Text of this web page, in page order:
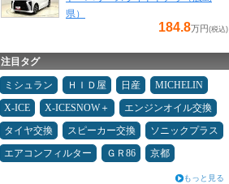
県）
184.8万円 (税込)
注目タグ
ミシュラン ＨＩＤ屋 日産
MICHELIN
X-ICE
X-ICESNOW＋
エンジンオイル交換
タイヤ交換
スピーカー交換
ソニックプラス
エアコンフィルター
ＧＲ86 京都
もっと見る